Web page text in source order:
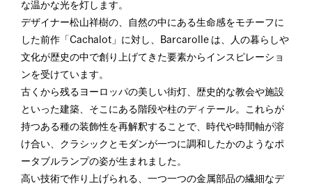
な温かな光を灯します。
デザイナー松山祥樹の、自然の中にある生命感をモチーフに
した前作「Cachalot」に対し、Barcarolle は、人の暮らしや
文化が歴史の中で創り上げてきた要素からインスピレーショ
ンを受けています。
古くから残るヨーロッパの美しい街灯、歴史的な教会や施設
といった建築、そこにある階段や柱のディテール。これらが
持つある種の装飾性を再解釈することで、時代や時間軸が溶
け合い、クラシックとモダンが一つに調和したかのようなポ
ータブルランプの姿が生まれました。
高い技術で作り上げられる、一つ一つの金属部品の繊細なデ